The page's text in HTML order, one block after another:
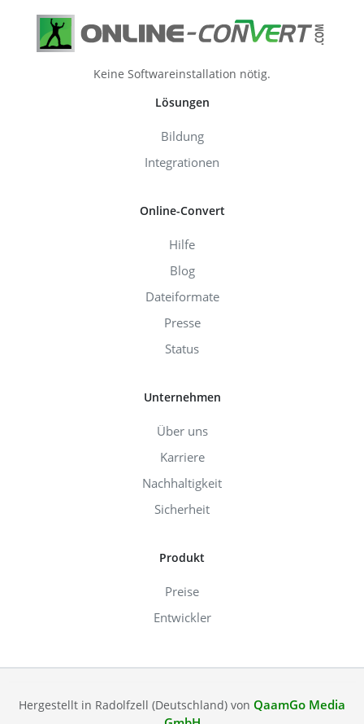
Keine Softwareinstallation nötig.
Lösungen
Bildung
Integrationen
Online-Convert
Hilfe
Blog
Dateiformate
Presse
Status
Unternehmen
Über uns
Karriere
Nachhaltigkeit
Sicherheit
Produkt
Preise
Entwickler
Hergestellt in Radolfzell (Deutschland) von QaamGo Media